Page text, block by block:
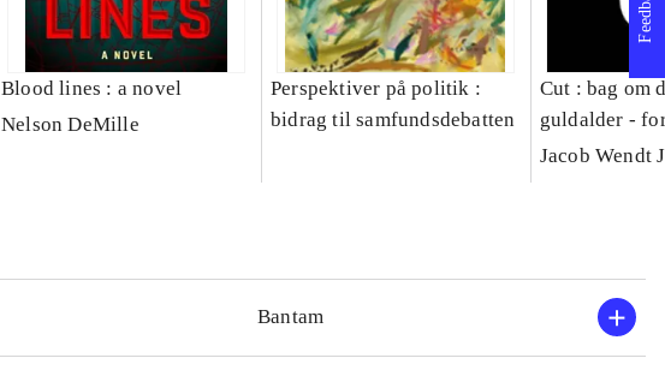
Blood lines : a novel
Nelson DeMille
Perspektiver på politik :
bidrag til samfundsdebatten
Cut : bag om
guldalder -
der skabte
Jacob Wendt
Bantam